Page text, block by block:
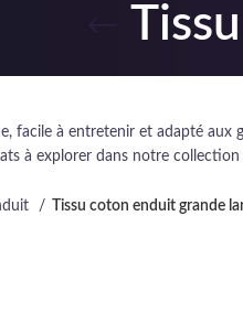
facile à entretenir et adapté
à explorer dans notre
Tissu coton enduit grande